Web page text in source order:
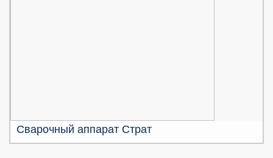
Сварочный аппарат Страт